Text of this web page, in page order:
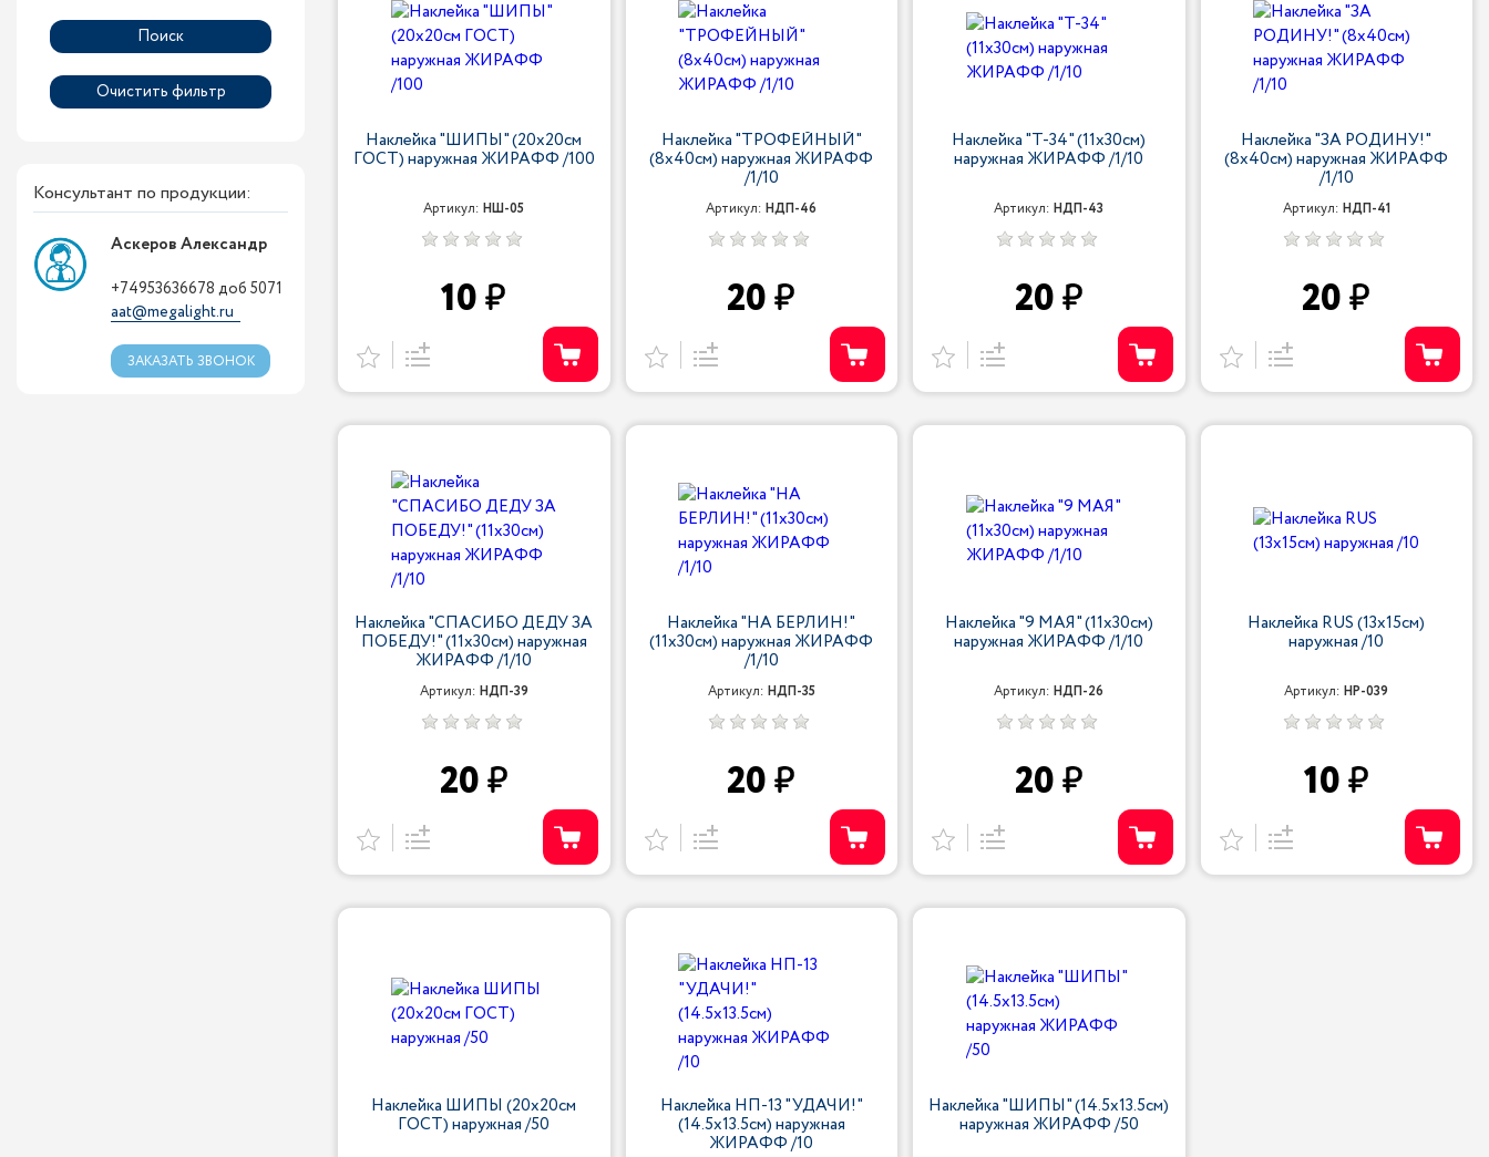
Консультант по продукции:
Аскеров Александр
+74953636678 доб 5071
aat@megalight.ru
ЗАКАЗАТЬ ЗВОНОК
Наклейка "ШИПЫ" (20х20см
ГОСТ) наружная ЖИРАФФ /100
Артикул:НШ-05
10
Наклейка "ТРОФЕЙНЫЙ"
(8х40см) наружная ЖИРАФФ
/1/10
Артикул:НДП-46
20
Наклейка "Т-34" (11х30см)
наружная ЖИРАФФ /1/10
Артикул:НДП-43
20
Наклейка "ЗА РОДИНУ!"
(8х40см) наружная ЖИРАФФ
/1/10
Артикул: НДП-41
20
Наклейка "СПАСИБО ДЕДУ ЗА
ПОБЕДУ!" (11х30см) наружная
ЖИРАФФ /1/10
Артикул: НДП-39
20
Наклейка "НА БЕРЛИН!"
(11х30см) наружная ЖИРАФФ
/1/10
Артикул: НДП-35
20
Наклейка "9 МАЯ" (11х30см)
наружная ЖИРАФФ /1/10
Артикул:НДП-26
20
Наклейка RUS (13х15см)
наружная /10
Артикул:НР-039
10
Наклейка ШИПЫ (20х20см
ГОСТ) наружная /50
Наклейка НП-13 "УДАЧИ!"
(14.5х13.5см) наружная
ЖИРАФФ /10
Наклейка "ШИПЫ" (14.5х13.5см)
наружная ЖИРАФФ /50